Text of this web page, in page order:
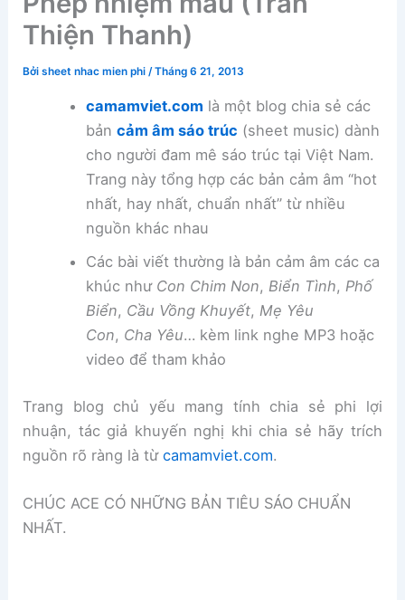
Thiện Thanh)
Bởisheet nhac mien phi/Tháng 6 21, 2013
camamviet.com là một blog chia sẻ các
bản cảm âm sáo trúc (sheet music) dành
cho người đam mê sáo trúc tại Việt Nam.
Trang này tổng hợp các bản cảm âm “hot
nhất, hay nhất, chuẩn nhất” từ nhiều
nguồn khác nhau
Các bài viết thường là bản cảm âm các ca
khúc như Con Chim Non, Biển Tình, Phố
Biển, Cầu Vồng Khuyết, Mẹ Yêu
Con, Cha Yêu… kèm link nghe MP3 hoặc
video để tham khảo
Trang blog chủ yếu mang tính chia sẻ phi lợi
nhuận, tác giả khuyến nghị khi chia sẻ hãy trích
nguồn rõ ràng là từcamamviet.com.
CHÚC ACE CÓ NHỮNG BẢN TIÊU SÁO CHUẨN
NHẤT.